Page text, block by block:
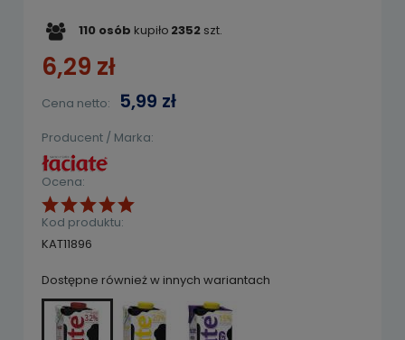
110 osób kupiło 2352 szt.
6,29 zł
Cena netto: 5,99 zł
Ocena:
Producent / Marka:
Kod produktu:
KAT11896
Dostępne również w innych wariantach